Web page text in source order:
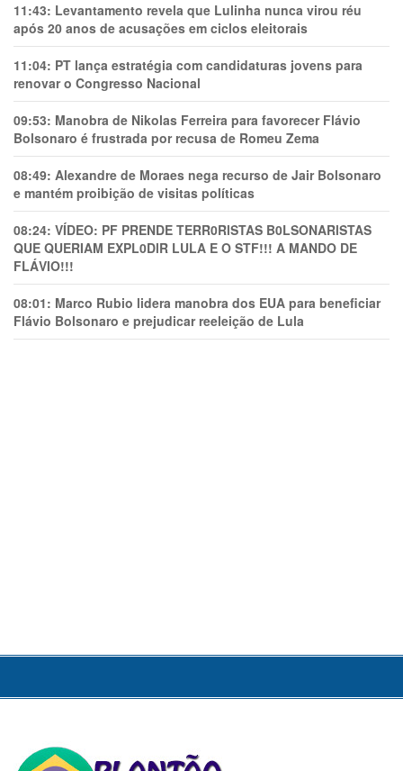
11:43: Levantamento revela que Lulinha nunca virou réu
após 20 anos de acusações em ciclos eleitorais
11:04: PT lança estratégia com candidaturas jovens para
renovar o Congresso Nacional
09:53: Manobra de Nikolas Ferreira para favorecer Flávio
Bolsonaro é frustrada por recusa de Romeu Zema
08:49: Alexandre de Moraes nega recurso de Jair Bolsonaro
e mantém proibição de visitas políticas
08:24: VÍDEO: PF PRENDE TERR0RlSTAS B0LSONARlSTAS
QUE QUERIAM EXPL0DlR LULA E O STF!!! A MANDO DE
FLÁVIO!!!
08:01: Marco Rubio lidera manobra dos EUA para beneficiar
Flávio Bolsonaro e prejudicar reeleição de Lula